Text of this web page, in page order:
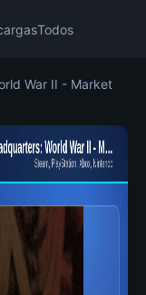
Todos
War II - Market